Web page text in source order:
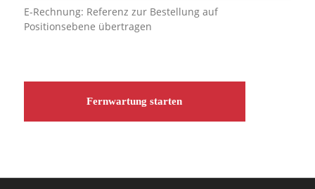
E-Rechnung: Referenz zur Bestellung auf
Positionsebene übertragen
Fernwartung starten